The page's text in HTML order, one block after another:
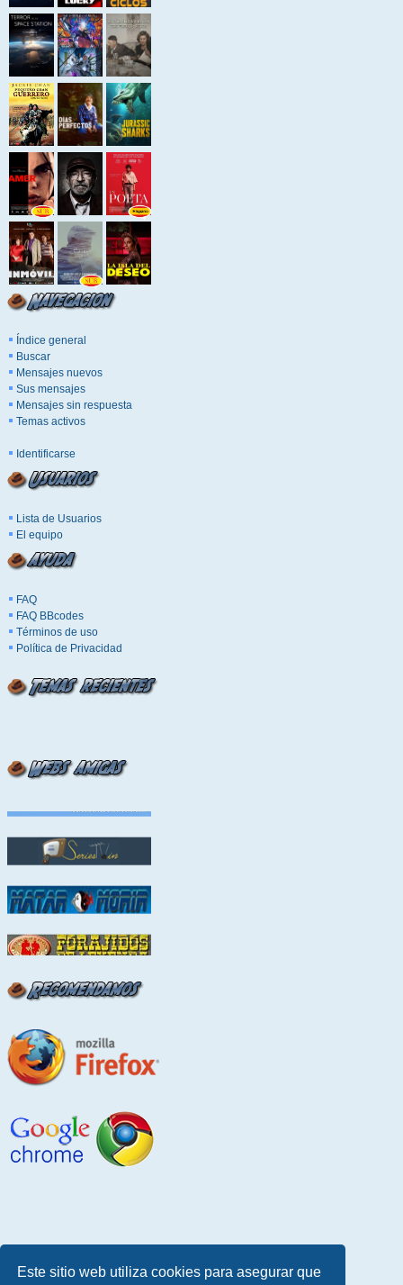
Este sitio web utiliza cookies para asegurar que
Índice general
Buscar
Mensajes nuevos
Sus mensajes
Mensajes sin respuesta
Temas activos
Identificarse
Lista de Usuarios
El equipo
FAQ
FAQ BBcodes
Términos de uso
Política de Privacidad